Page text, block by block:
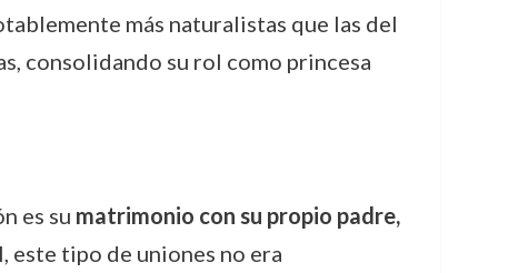
más naturalistas que las del
consolidando su rol como princesa
es su matrimonio con su propio padre,
este tipo de uniones no era